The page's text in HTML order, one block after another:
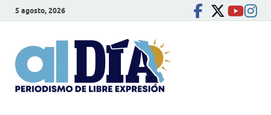
5 agosto, 2026